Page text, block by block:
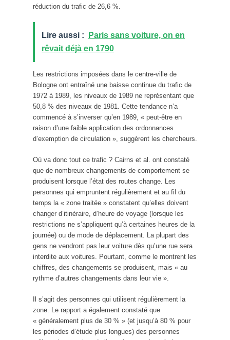
réduction du trafic de 26,6 %.
Lire aussi :
Paris sans voiture, on en
rêvait déjà en 1790
Les restrictions imposées dans le centre-ville de
Bologne ont entraîné une baisse continue du trafic de
1972 à 1989, les niveaux de 1989 ne représentant que
50,8 % des niveaux de 1981. Cette tendance n’a
commencé à s’inverser qu’en 1989, « peut-être en
raison d’une faible application des ordonnances
d’exemption de circulation », suggèrent les chercheurs.
Où va donc tout ce trafic ? Cairns et al. ont constaté
que de nombreux changements de comportement se
produisent lorsque l’état des routes change. Les
personnes qui empruntent régulièrement et au fil du
temps la « zone traitée » constatent qu’elles doivent
changer d’itinéraire, d’heure de voyage (lorsque les
restrictions ne s’appliquent qu’à certaines heures de la
journée) ou de mode de déplacement. La plupart des
gens ne vendront pas leur voiture dès qu’une rue sera
interdite aux voitures. Pourtant, comme le montrent les
chiffres, des changements se produisent, mais « au
rythme d’autres changements dans leur vie ».
Il s’agit des personnes qui utilisent régulièrement la
zone. Le rapport a également constaté que
« généralement plus de 30 % » (et jusqu’à 80 % pour
les périodes d’étude plus longues) des personnes